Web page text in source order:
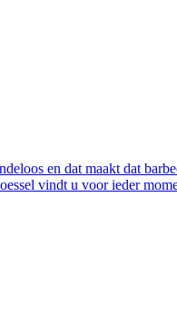
en dat maakt dat
vindt u voor ieder